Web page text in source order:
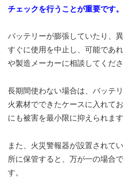
チェックを行うことが重要です。
バッテリーが膨張していたり、
すぐに使用を中止し、可能であ
や製造メーカーに相談してくださ
長期間使わない場合は、バッテ
火素材でできたケースに入れて
にも被害を最小限に抑えられます
また、火災警報器が設置されて
所に保管すると、万が一の場合
す。